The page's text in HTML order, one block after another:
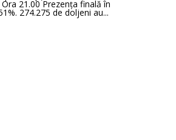
21.00 Prezența finală în
274.275 de doljeni au...